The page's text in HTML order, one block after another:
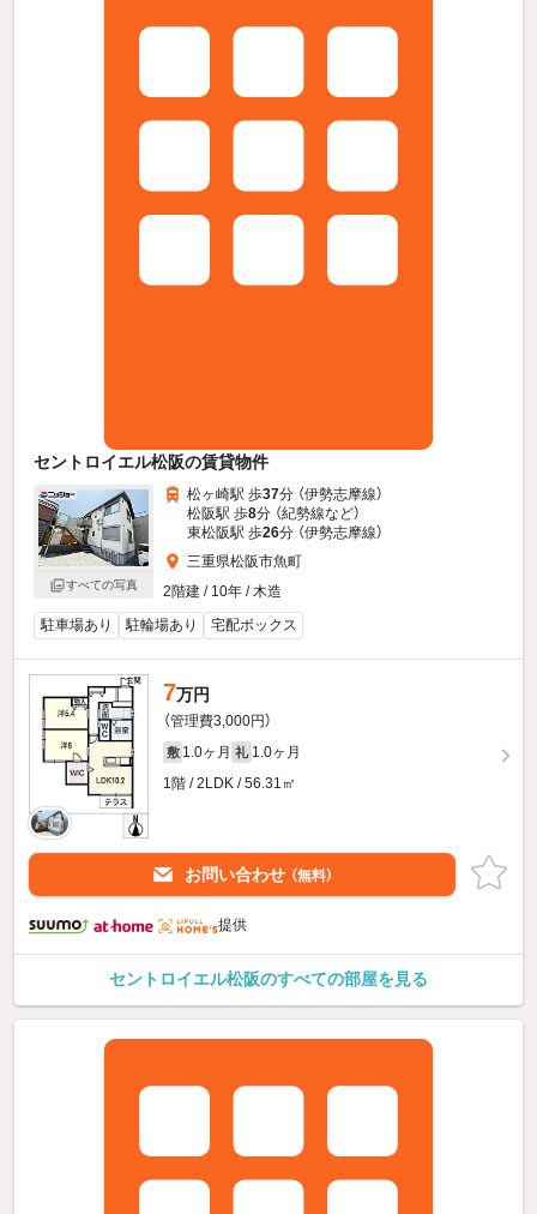
セントロイエル松阪の賃貸物件
すべての写真
松ヶ崎駅 歩37分 （伊勢志摩線）
松阪駅 歩8分 （紀勢線など）
東松阪駅 歩26分 （伊勢志摩線）
三重県松阪市魚町
2階建 / 10年 / 木造
駐車場あり
駐輪場あり 宅配ボックス
7万円
（管理費3,000円）
敷 1.0ヶ月 礼 1.0ヶ月
1階 / 2LDK / 56.31㎡
お問い合わせ （無料）
提供
セントロイエル松阪のすべての部屋を見る